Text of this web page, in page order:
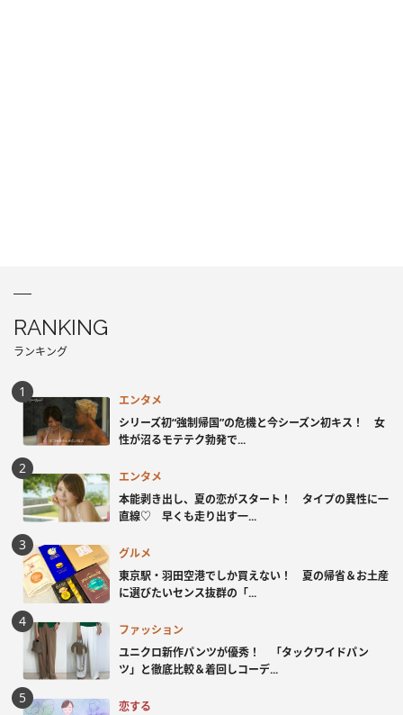
RANKING
ランキング
エンタメ
シリーズ初“強制帰国”の危機と今シーズン初キス！ 女
性が沼るモテテク勃発で...
エンタメ
本能剥き出し、夏の恋がスタート！ タイプの異性に一
直線♡ 早くも走り出す一...
グルメ
東京駅・羽田空港でしか買えない！ 夏の帰省＆お土産
に選びたいセンス抜群の「...
ファッション
ユニクロ新作パンツが優秀！ 「タックワイドパン
ツ」と徹底比較＆着回しコーデ...
恋する